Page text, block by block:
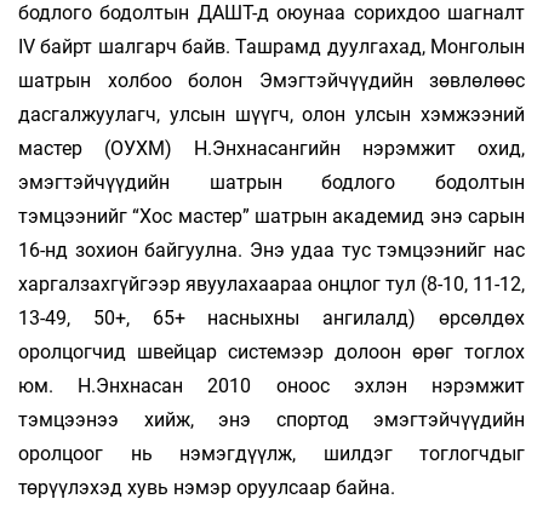
бодлого бодолтын ДАШТ-д оюунаа сорихдоо шагналт
IV байрт шалгарч байв. Ташрамд дуулгахад, Монголын
шатрын холбоо болон Эмэгтэйчүүдийн зөвлөлөөс
дасгалжуулагч, улсын шүүгч, олон улсын хэмжээний
мастер (ОУХМ) Н.Энхнасангийн нэрэмжит охид,
эмэгтэйчүүдийн шатрын бодлого бодолтын
тэмцээнийг “Хос мастер” шатрын академид энэ сарын
16-нд зохион бай­гуулна. Энэ удаа тус тэмцээнийг нас
харгалзахгүйгээр явуулахаараа онцлог тул (8-10, 11-12,
13-49, 50+, 65+ насныхны ангилалд) өрсөлдөх
оролцогчид швейцар системээр долоон өрөг тоглох
юм. Н.Энхнасан 2010 оноос эхлэн нэрэмжит
тэмцээнээ хийж, энэ спортод эмэгтэйчүүдийн
оролцоог нь нэмэгдүүлж, шилдэг тоглогчдыг
төрүүлэхэд хувь нэмэр оруулсаар байна.